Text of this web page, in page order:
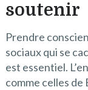
soutenir
Prendre
sociaux qui se
est essentiel.
comme celles